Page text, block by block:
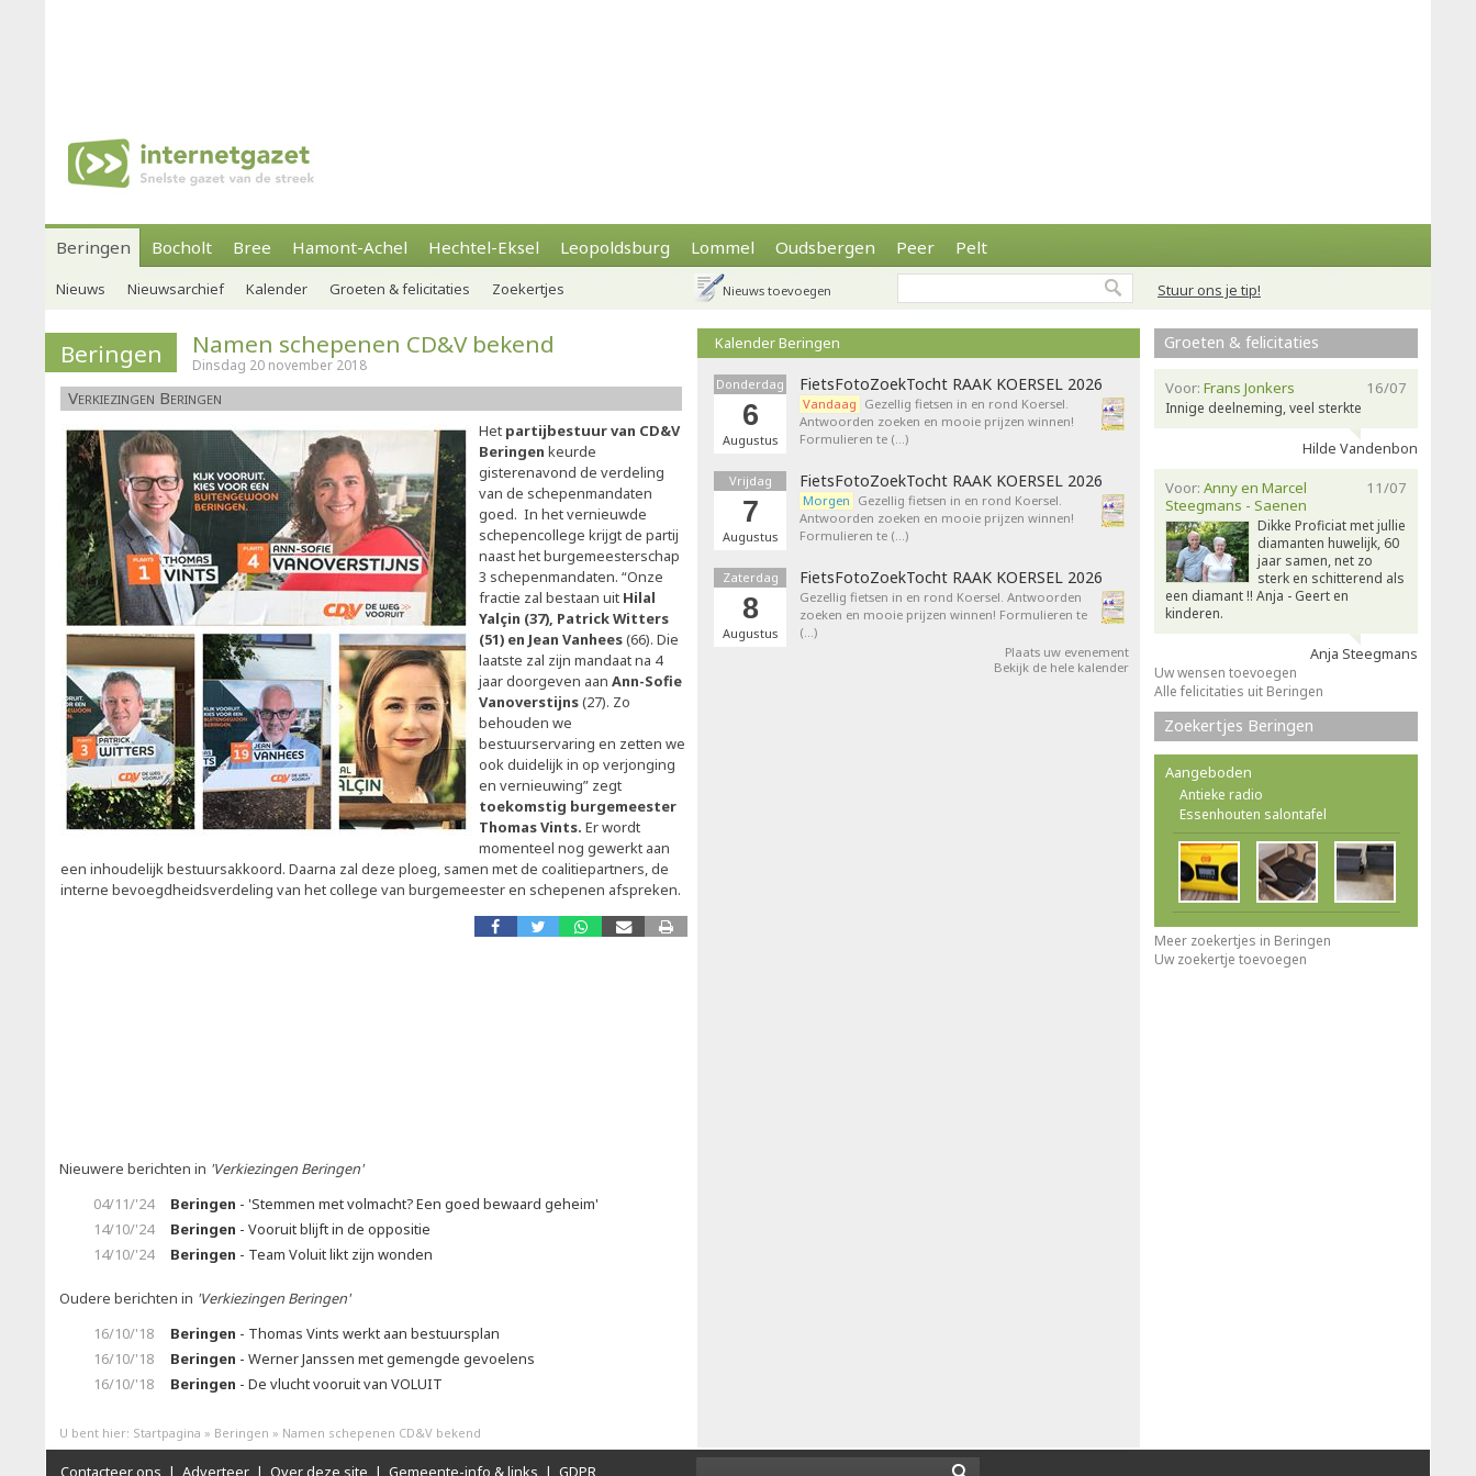
Beringen Bocholt Bree Hamont-Achel Hechtel-Eksel Leopoldsburg Lommel Oudsbergen Peer Pelt
Stuur ons je tip!
Nieuws Nieuwsarchief Kalender Groeten & felicitaties Zoekertjes Nieuws toevoegen
Beringen Namen schepenen CD&V bekend
Dinsdag 20 november 2018
Verkiezingen Beringen
Het partijbestuur van CD&V
Beringen keurde
gisterenavond de verdeling
van de schepenmandaten
goed. In het vernieuwde
schepencollege krijgt de partij
naast het burgemeesterschap
3 schepenmandaten. “Onze
fractie zal bestaan uit Hilal
Yalçin (37), Patrick Witters
(51) en Jean Vanhees(66). Die
laatste zal zijn mandaat na 4
jaar doorgeven aan Ann-Sofie
Vanoverstijns(27). Zo
behouden we
bestuurservaring en zetten we
ook duidelijk in op verjonging
en vernieuwing” zegt
toekomstig burgemeester
Thomas Vints. Er wordt
momenteel nog gewerkt aan
een inhoudelijk bestuursakkoord. Daarna zal deze ploeg, samen met de coalitiepartners, de
interne bevoegdheidsverdeling van het college van burgemeester en schepenen afspreken.
Nieuwere berichten in 'Verkiezingen Beringen'
04/11/'24
Beringen - 'Stemmen met volmacht? Een goed bewaard geheim'
14/10/'24
Beringen - Vooruit blijft in de oppositie
14/10/'24
Beringen - Team Voluit likt zijn wonden
Oudere berichten in 'Verkiezingen Beringen'
16/10/'18
Beringen - Thomas Vints werkt aan bestuursplan
16/10/'18
Beringen - Werner Janssen met gemengde gevoelens
16/10/'18
Beringen - De vlucht vooruit van VOLUIT
Kalender Beringen
Donderdag
6
Augustus
FietsFotoZoekTocht RAAK KOERSEL 2026
Vandaag Gezellig fietsen in en rond Koersel.
Antwoorden zoeken en mooie prijzen winnen!
Formulieren te (…)
Vrijdag
7
Augustus
FietsFotoZoekTocht RAAK KOERSEL 2026
Morgen Gezellig fietsen in en rond Koersel.
Antwoorden zoeken en mooie prijzen winnen!
Formulieren te (…)
Zaterdag
8
Augustus
FietsFotoZoekTocht RAAK KOERSEL 2026
Gezellig fietsen in en rond Koersel. Antwoorden
zoeken en mooie prijzen winnen! Formulieren te
(…)
Plaats uw evenement
Bekijk de hele kalender
Groeten & felicitaties
16/07
Voor: Frans Jonkers
Innige deelneming, veel sterkte
Hilde Vandenbon
11/07
Voor: Anny en Marcel
Steegmans - Saenen
Dikke Proficiat met jullie
diamanten huwelijk, 60
jaar samen, net zo
sterk en schitterend als
een diamant !! Anja - Geert en
kinderen.
Anja Steegmans
Uw wensen toevoegen
Alle felicitaties uit Beringen
Zoekertjes Beringen
Aangeboden
Antieke radio
Essenhouten salontafel
Meer zoekertjes in Beringen
Uw zoekertje toevoegen
U bent hier: Startpagina » Beringen » Namen schepenen CD&V bekend
Contacteer ons | Adverteer | Over deze site | Gemeente-info & links | GDPR